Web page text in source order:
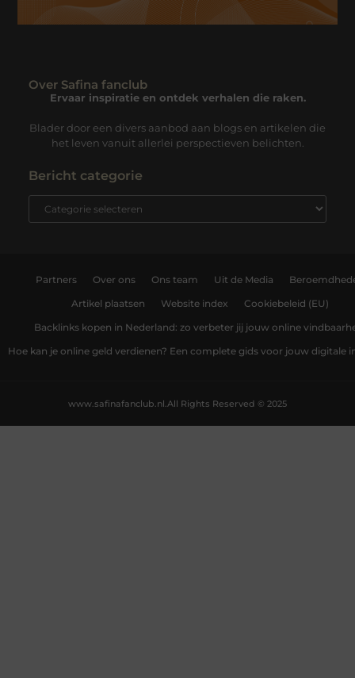
Over Safina fanclub
Ervaar inspiratie en ontdek verhalen die raken.
Blader door een divers aanbod aan blogs en artikelen die
het leven vanuit allerlei perspectieven belichten.
Bericht categorie
Partners Over ons Ons team Uit de Media
Artikel plaatsen Website index Cookiebeleid (EU)
Backlinks kopen in Nederland: zo verbeter jij jouw online
Hoe kan je online geld verdienen? Een complete gids voor jouw digitale
All Rights Reserved © 2025
www.safinafanclub.nl.